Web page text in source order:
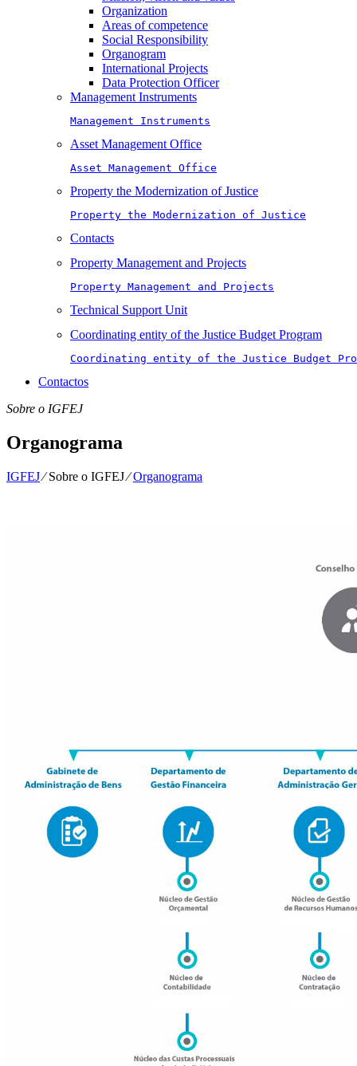
Organization
Areas of competence
Social Responsibility
Organogram
International Projects
Data Protection Officer
Management Instruments
Management Instruments
Asset Management Office
Asset Management Office
Property the Modernization of Justice
Property the Modernization of Justice
Contacts
Property Management and Projects
Property Management and Projects
Technical Support Unit
Coordinating entity of the Justice Budget Program
Coordinating entity of the Justice Budget
Contactos
Sobre o IGFEJ
Organograma
IGFEJ⁄Sobre o IGFEJ⁄Organograma